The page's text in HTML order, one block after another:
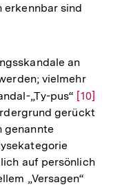
erkennbar sind
an
vielmehr
„Ty-pus“ Zur
[10]
gerückt
genannte
auf persönlich
„Versagen“